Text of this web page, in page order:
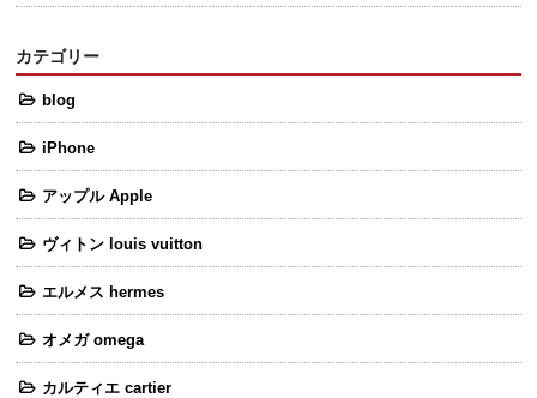
カテゴリー
blog
iPhone
アップル Apple
ヴィトン louis vuitton
エルメス hermes
オメガ omega
カルティエ cartier